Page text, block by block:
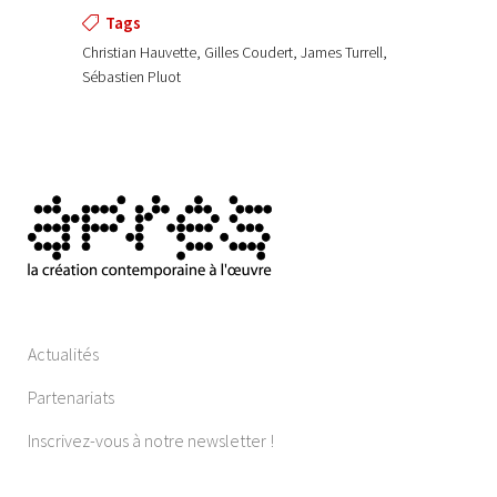
Tags
Christian Hauvette, Gilles Coudert, James Turrell,
Sébastien Pluot
Actualités
Partenariats
Inscrivez-vous à notre newsletter !